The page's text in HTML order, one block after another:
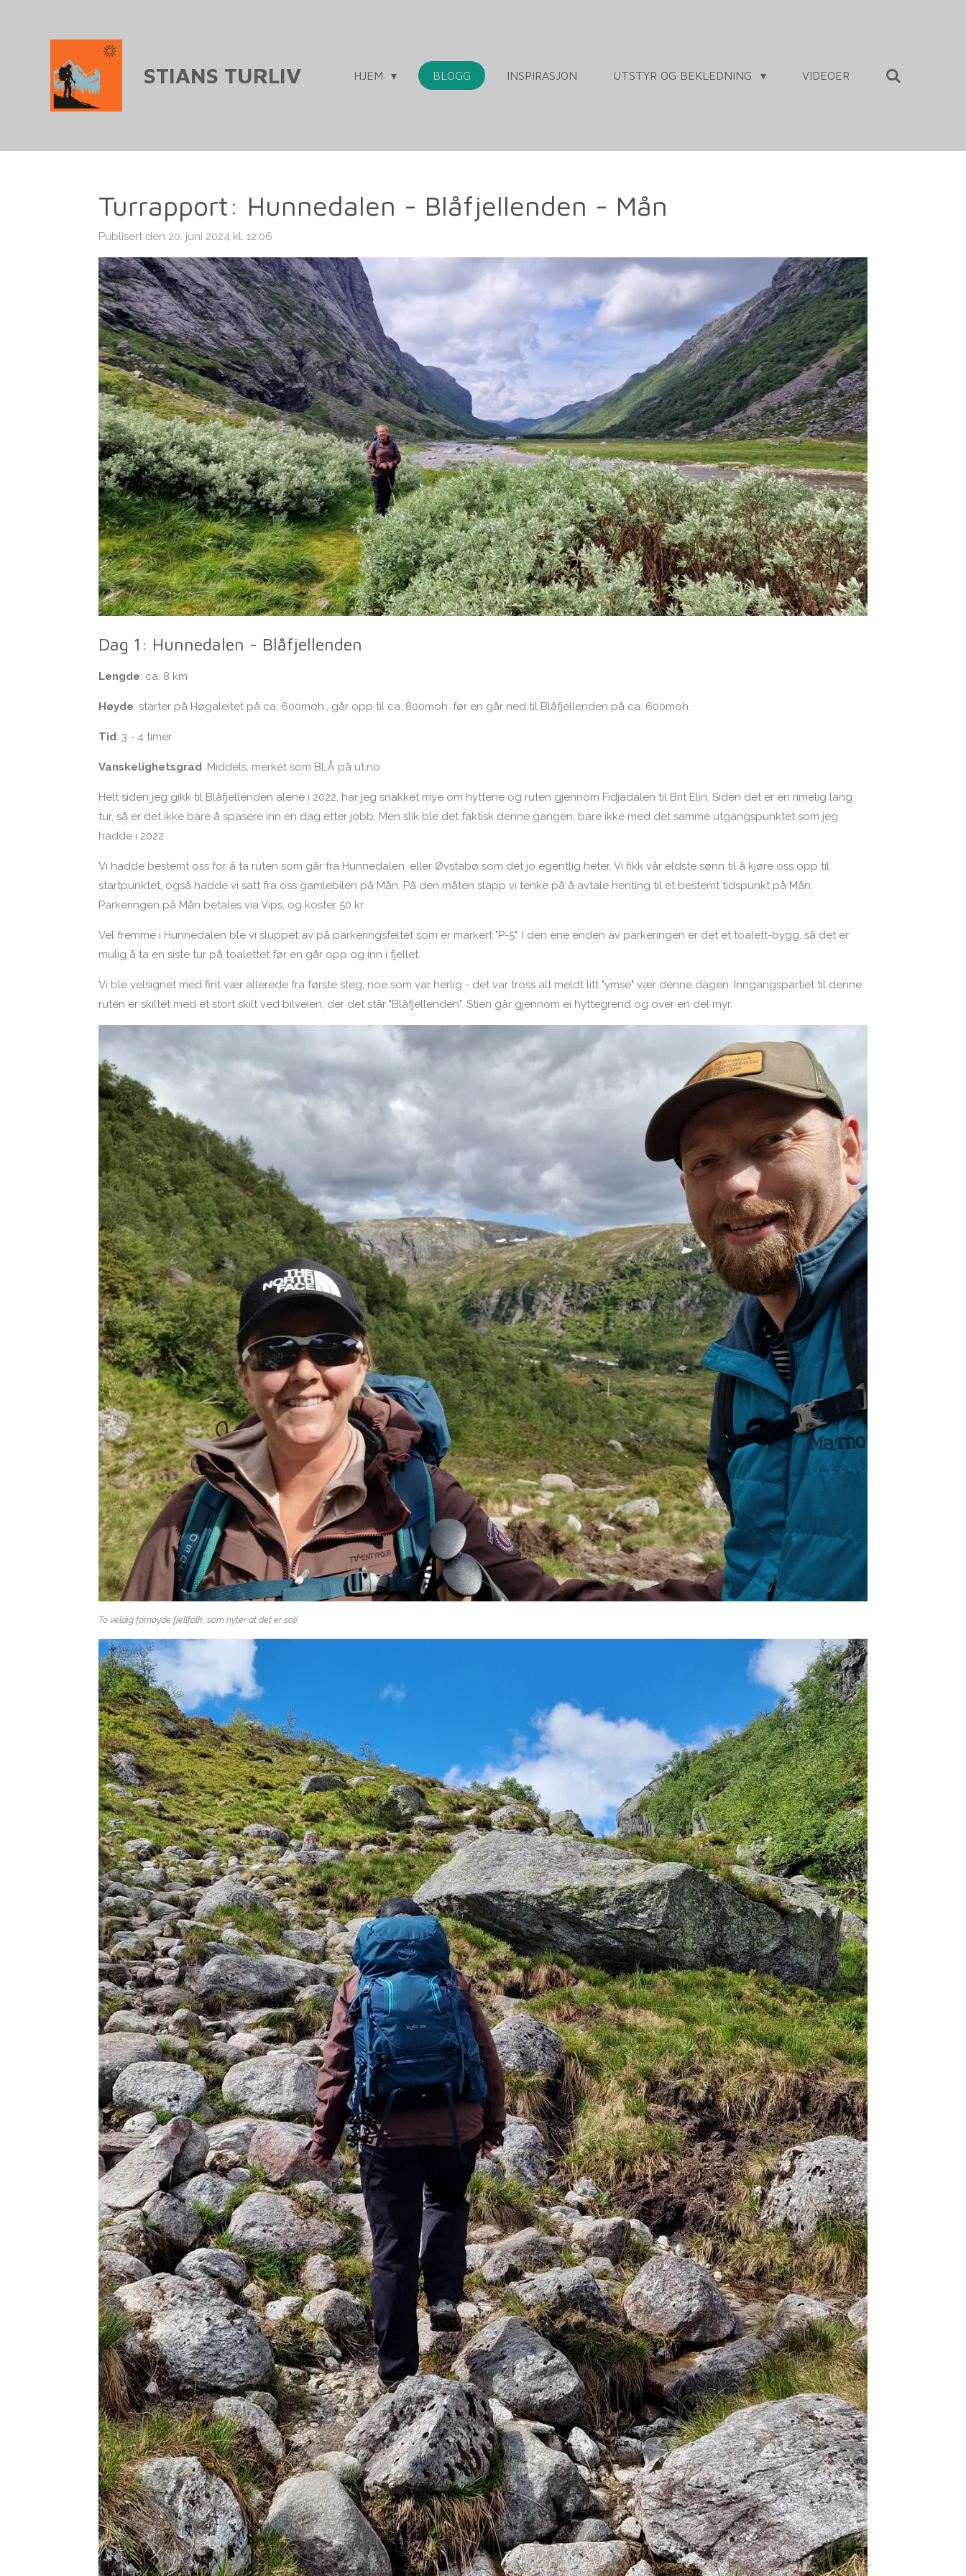
STIANS TURLIV HJEM BLOGG INSPIRASJON UTSTYR OG BEKLEDNING VIDEOER
Turrapport: Hunnedalen - Blåfjellenden - Mån
Publisert den 20. juni 2024 kl. 12:06
Dag 1: Hunnedalen - Blåfjellenden
Lengde: ca. 8 km
Høyde: starter på Høgaleitet på ca. 600moh., går opp til ca. 800moh. før en går ned til Blåfjellenden på ca. 600moh.
Tid: 3 - 4 timer
Vanskelighetsgrad: Middels, merket som BLÅ på ut.no
Helt siden jeg gikk til Blåfjellenden alene i 2022, har jeg snakket mye om hyttene og ruten gjennom Fidjadalen til Brit Elin. Siden det er en rimelig lang
tur, så er det ikke bare å spasere inn en dag etter jobb. Men slik ble det faktisk denne gangen, bare ikke med det samme utgangspunktet som jeg
hadde i 2022.
Vi hadde bestemt oss for å ta ruten som går fra Hunnedalen, eller Øvstabø som det jo egentlig heter. Vi fikk vår eldste sønn til å kjøre oss opp til
startpunktet, også hadde vi satt fra oss gamlebilen på Mån. På den måten slapp vi tenke på å avtale henting til et bestemt tidspunkt på Mån.
Parkeringen på Mån betales via Vips, og koster 50 kr.
Vel fremme i Hunnedalen ble vi sluppet av på parkeringsfeltet som er markert "P-5". I den ene enden av parkeringen er det et toalett-bygg, så det er
mulig å ta en siste tur på toalettet før en går opp og inn i fjellet.
Vi ble velsignet med fint vær allerede fra første steg, noe som var herlig - det var tross alt meldt litt "ymse" vær denne dagen. Inngangspartiet til denne
ruten er skiltet med et stort skilt ved bilveien, der det står "Blåfjellenden". Stien går gjennom ei hyttegrend og over en del myr.
To veldig fornøyde fjellfolk, som nyter at det er sol!